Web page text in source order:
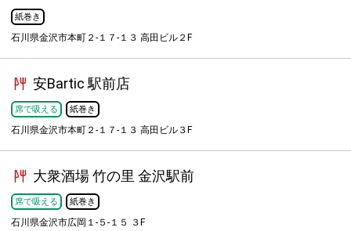
紙巻き
石川県金沢市本町２-１７-１３ 高田ビル２F
安Bartic 駅前店
席で吸える 紙巻き
石川県金沢市本町２-１７-１３ 高田ビル３F
大衆酒場 竹の里 金沢駅前
席で吸える 紙巻き
石川県金沢市広岡１-５-１５ ３F